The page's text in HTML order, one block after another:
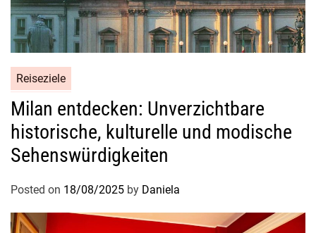
Reiseziele
Milan entdecken: Unverzichtbare
historische, kulturelle und modische
Sehenswürdigkeiten
Posted on 18/08/2025 by Daniela